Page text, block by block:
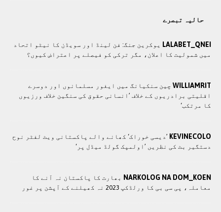
حالیہ تبصرے
LALABET_QNEI یوکرین جنگ: فن لینڈ اور سویڈن کا نیٹو اتحاد
میں شمولیت کا اعلان، مگر ترکی کو فیصلے پر اعتراض کیوں؟
WILLIAMRIT چین سنکیانگ میں ایغور مسلمانوں اور دوسرے
اقلیتی برادريوں کے خلاف ’انسانی حقوق کی سنگین خلاف ورزیوں
کا مرتکب‘
KEVINECOLO ’دیسی خوراک‘ کھانے والے پاکستانی ویٹ لفٹر نوح
دستگیر بٹ کی نظریں ’اولمپک گولڈ میڈل پر‘
NARKOLOG NA DOM_KOEN بھارت کا پاکستان نہ آنے کا
معاملہ، پی سی بی کا ورلڈکپ 2023 نہ کھیلنے کے آپشن پر غور